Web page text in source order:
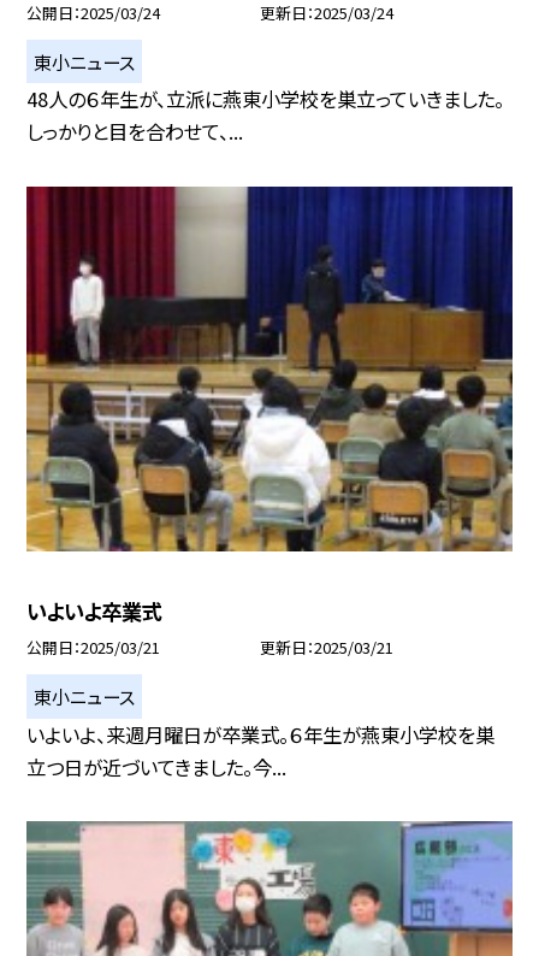
公開日 2025/03/24 更新日 2025/03/24
東小ニュース
48人の６年生が、立派に燕東小学校を巣立っていきました。
しっかりと目を合わせて、...
いよいよ卒業式
公開日 2025/03/21 更新日 2025/03/21
東小ニュース
いよいよ、来週月曜日が卒業式。６年生が燕東小学校を巣
立つ日が近づいてきました。今...